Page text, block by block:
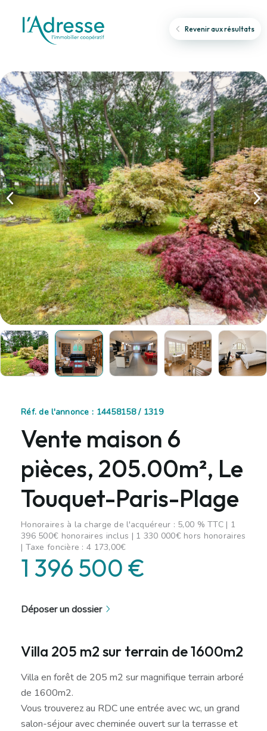
Revenir aux résultats
Réf. de l'annonce : 14458158 / 1319
Vente maison 6
pièces, 205.00m², Le
Touquet-Paris-Plage
Honoraires à la charge de l'acquéreur : 5,00 % TTC | 1
396 500€ honoraires inclus | 1 330 000€ hors honoraires
| Taxe foncière : 4 173,00€
1 396 500 €
Déposer un dossier
Villa 205 m2 sur terrain de 1600m2
Villa en forêt de 205 m2 sur magnifique terrain arboré
de 1600m2.
Vous trouverez au RDC une entrée avec wc, un grand
salon-séjour avec cheminée ouvert sur la terrasse et